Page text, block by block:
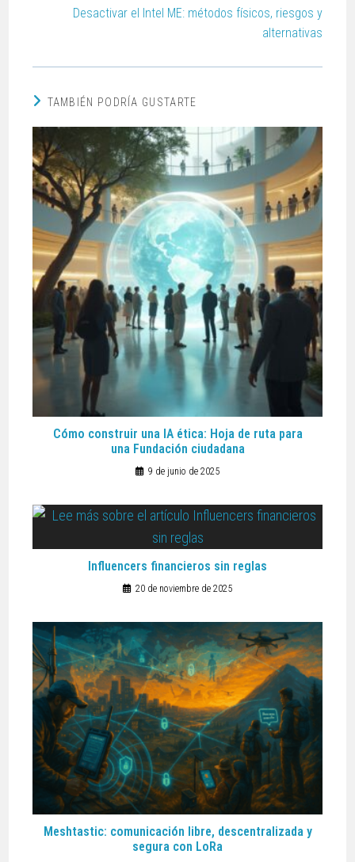
Desactivar el Intel ME: métodos físicos, riesgos y
alternativas
TAMBIÉN PODRÍA GUSTARTE
Cómo construir una IA ética: Hoja de ruta para
una Fundación ciudadana
9 de junio de 2025
Influencers financieros sin reglas
20 de noviembre de 2025
Meshtastic: comunicación libre, descentralizada y
segura con LoRa